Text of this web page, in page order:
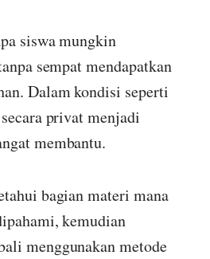
siswa mungkin
sempat mendapatkan
Dalam kondisi seperti
privat menjadi
membantu.
bagian materi mana
kemudian
menggunakan metode